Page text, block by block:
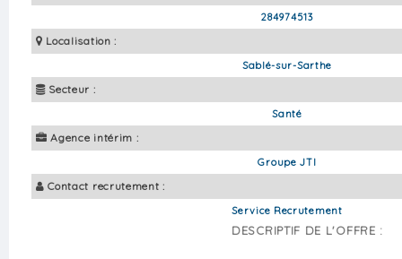
284974513
Localisation :
Sablé-sur-Sarthe
Secteur :
Santé
Agence intérim :
Groupe JTI
Contact recrutement :
Service Recrutement
DESCRIPTIF DE L'OFFRE :